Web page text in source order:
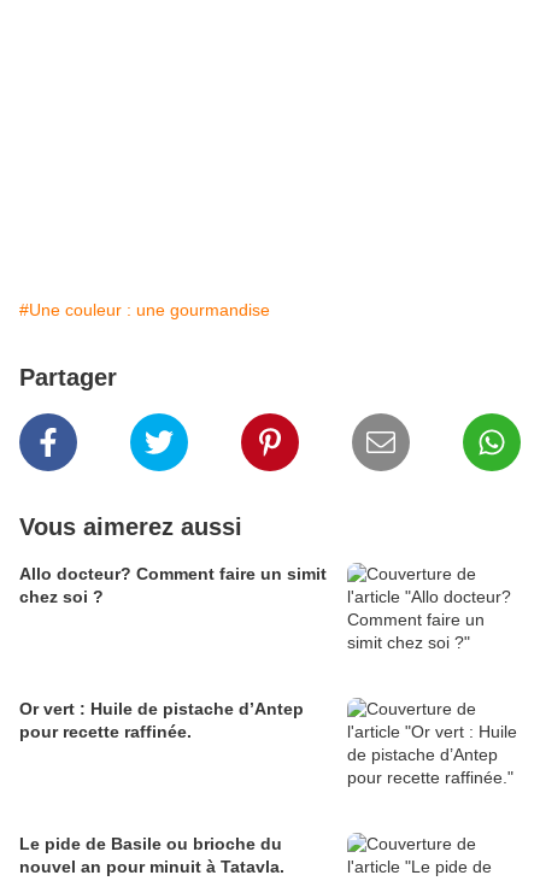
#Une couleur : une gourmandise
Partager
Vous aimerez aussi
Allo docteur? Comment faire un simit
chez soi ?
Or vert : Huile de pistache d’Antep
pour recette raffinée.
Le pide de Basile ou brioche du
nouvel an pour minuit à Tatavla.